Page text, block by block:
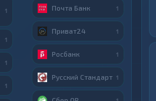
1
1
1
1
Почта Банк 1
Приват24 1
Росбанк 1
Русский Стандарт 1